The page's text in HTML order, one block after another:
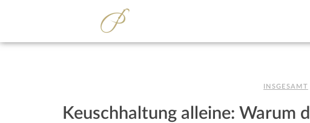
INSGESAMT
Keuschhaltung alleine: Warum